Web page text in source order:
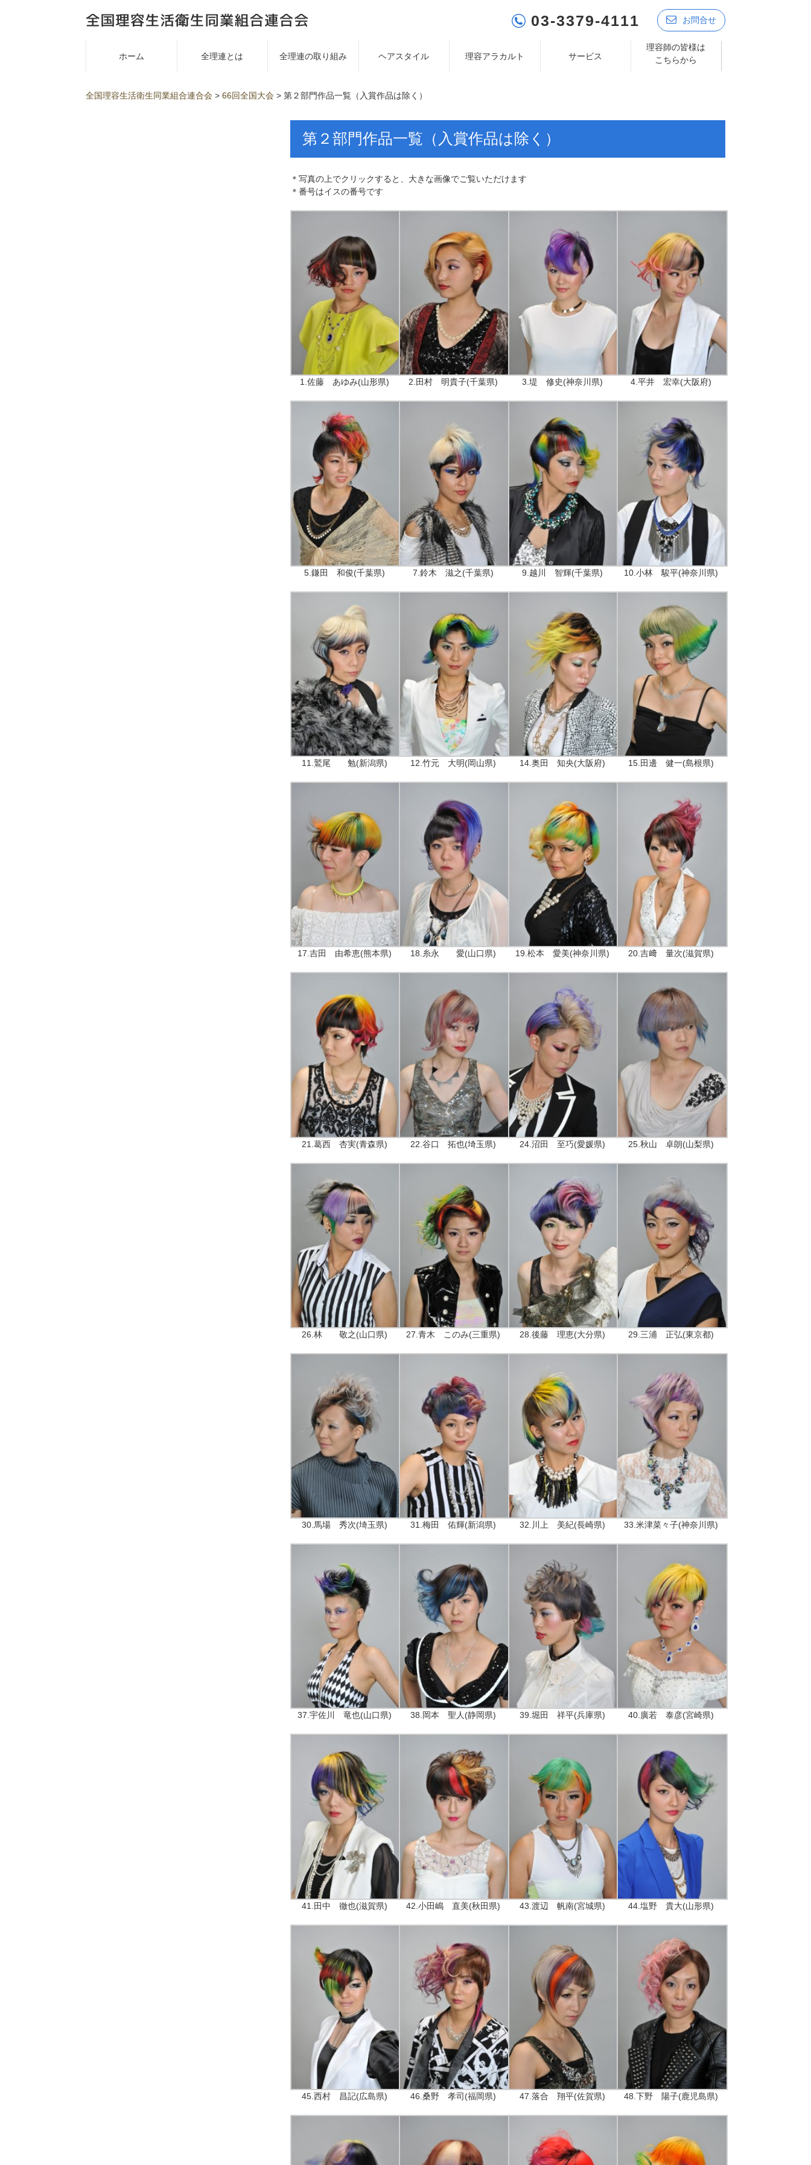
03-3379-4111 お問合せ
ホーム 全理連とは 全理連の取り組み ヘアスタイル 理容アラカルト サービス
理容師の皆様は
こちらから
全国理容生活衛生同業組合連合会 > 66回全国大会 > 第２部門作品一覧（入賞作品は除く）
第２部門作品一覧（入賞作品は除く）
＊写真の上でクリックすると、大きな画像でご覧いただけます
＊番号はイスの番号です
1.佐藤 あゆみ(山形県) 2.田村 明貴子(千葉県) 3.堤 修史(神奈川県) 4.平井 宏幸(大阪府)
5.鎌田 和俊(千葉県) 7.鈴木 滋之(千葉県) 9.越川 智輝(千葉県) 10.小林 駿平(神奈川県)
11.鷲尾 勉(新潟県) 12.竹元 大明(岡山県) 14.奥田 知央(大阪府) 15.田邊 健一(島根県)
17.吉田 由希恵(熊本県) 18.糸永 愛(山口県) 19.松本 愛美(神奈川県) 20.吉﨑 量次(滋賀県)
21.葛西 杏実(青森県) 22.谷口 拓也(埼玉県) 24.沼田 至巧(愛媛県) 25.秋山 卓朗(山梨県)
26.林 敬之(山口県) 27.青木 このみ(三重県) 28.後藤 理恵(大分県) 29.三浦 正弘(東京都)
30.馬場 秀次(埼玉県) 31.梅田 佑輝(新潟県) 32.川上 美紀(長崎県) 33.米津菜々子(神奈川県)
37.宇佐川 竜也(山口県) 38.岡本 聖人(静岡県) 39.堀田 祥平(兵庫県) 40.廣若 泰彦(宮崎県)
41.田中 徹也(滋賀県) 42.小田嶋 直美(秋田県) 43.渡辺 帆南(宮城県) 44.塩野 貴大(山形県)
45.西村 昌記(広島県) 46.桑野 孝司(福岡県) 47.落合 翔平(佐賀県) 48.下野 陽子(鹿児島県)